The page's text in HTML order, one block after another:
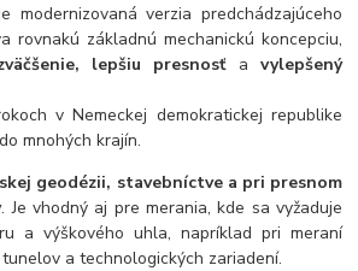
modernizovaná verzia predchádzajúceho
rovnakú základnú mechanickú koncepciu,
lepšiu presnosťa vylepšený
v Nemeckej demokratickej republike
mnohých krajín.
geodézii, stavebníctve a pri presnom
. Je vhodný aj pre merania, kde sa vyžaduje
a výškového uhla, napríklad pri meraní
a technologických zariadení.